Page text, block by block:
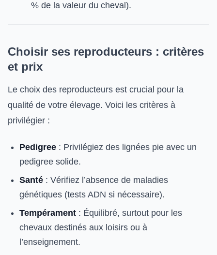
% de la valeur du cheval).
Choisir ses reproducteurs : critères
et prix
Le choix des reproducteurs est crucial pour la
qualité de votre élevage. Voici les critères à
privilégier :
Pedigree : Privilégiez des lignées pie avec un
pedigree solide.
Santé : Vérifiez l’absence de maladies
génétiques (tests ADN si nécessaire).
Tempérament : Équilibré, surtout pour les
chevaux destinés aux loisirs ou à
l’enseignement.